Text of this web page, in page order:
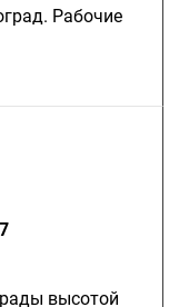
Рабочие
высотой